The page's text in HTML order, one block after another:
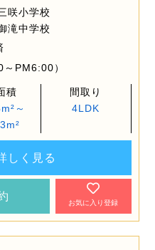
咲小学校
滝中学校
PM6:00）
積
～
間取り
4LDK
しく見る
お気に入り登録